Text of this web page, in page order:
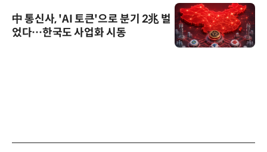
中 통신사, 'AI 토큰'으로 분기 2兆 벌
었다…한국도 사업화 시동